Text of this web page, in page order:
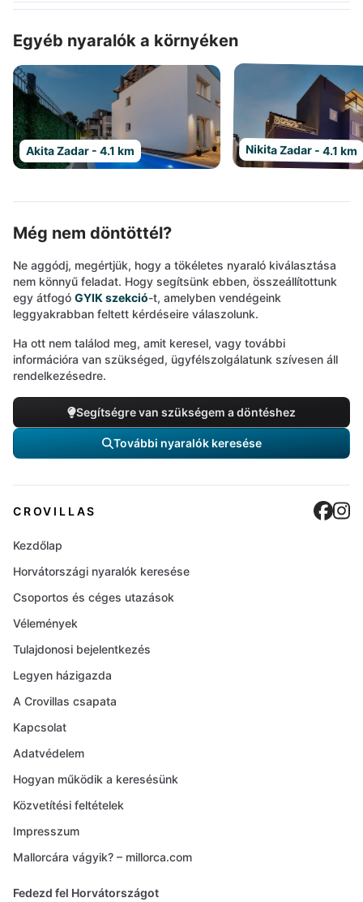
Egyéb nyaralók a környéken
Akita Zadar - 4.1 km Nikita Zadar - 4.1 km
Még nem döntöttél?
Ne aggódj, megértjük, hogy a tökéletes nyaraló kiválasztása
nem könnyű feladat. Hogy segítsünk ebben, összeállítottunk
egy átfogó GYIK szekció-t, amelyben vendégeink
leggyakrabban feltett kérdéseire válaszolunk.
Ha ott nem találod meg, amit keresel, vagy további
információra van szükséged, ügyfélszolgálatunk szívesen áll
rendelkezésedre.
Segítségre van szükségem a döntéshez
További nyaralók keresése
CROVILLAS
Kezdőlap
Horvátországi nyaralók keresése
Csoportos és céges utazások
Vélemények
Tulajdonosi bejelentkezés
Legyen házigazda
A Crovillas csapata
Kapcsolat
Adatvédelem
Hogyan működik a keresésünk
Közvetítési feltételek
Impresszum
Mallorcára vágyik? – millorca.com
Fedezd fel Horvátországot